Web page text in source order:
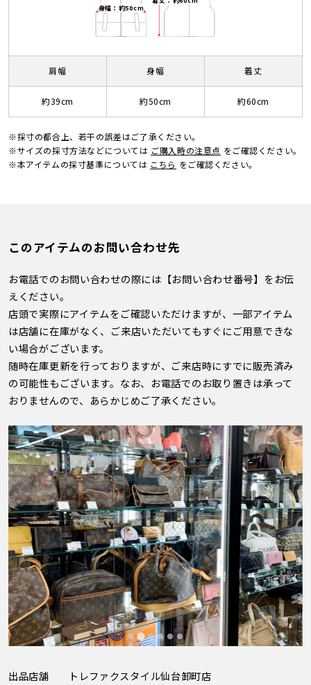
身幅：約50cm
肩幅
約39cm
身幅
約50cm
着丈
約60cm
※採寸の都合上、若干の誤差はご了承ください。
※サイズの採寸方法などについては ご購入時の注意点 をご確認ください。
※本アイテムの採寸基準については こちら をご確認ください。
このアイテムのお問い合わせ先
お電話でのお問い合わせの際には【お問い合わせ番号】をお伝
えください。
店頭で実際にアイテムをご確認いただけますが、一部アイテム
は店舗に在庫がなく、ご来店いただいてもすぐにご用意できな
い場合がございます。
随時在庫更新を行っておりますが、ご来店時にすでに販売済み
の可能性もございます。なお、お電話でのお取り置きは承って
おりませんので、あらかじめご了承ください。
出品店舗
トレファクスタイル仙台卸町店